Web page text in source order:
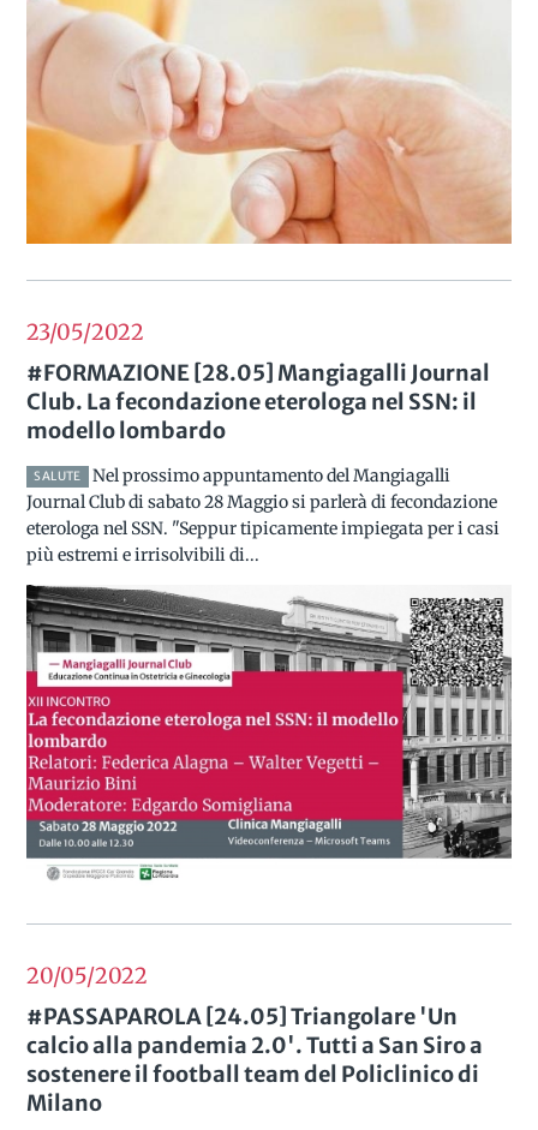
23/052022
#FORMAZIONE [28.05] Mangiagalli Journal
Club. La fecondazione eterologa nel SSN: il
modello lombardo
SALUTE
Nel prossimo appuntamento del Mangiagalli
Journal Club di sabato 28 Maggio si parlerà di fecondazione
eterologa nel SSN. "Seppur tipicamente impiegata per i casi
più estremi e irrisolvibili di...
20/052022
#PASSAPAROLA [24.05] Triangolare 'Un
calcio alla pandemia 2.0'. Tutti a San Siro a
sostenere il football team del Policlinico di
Milano